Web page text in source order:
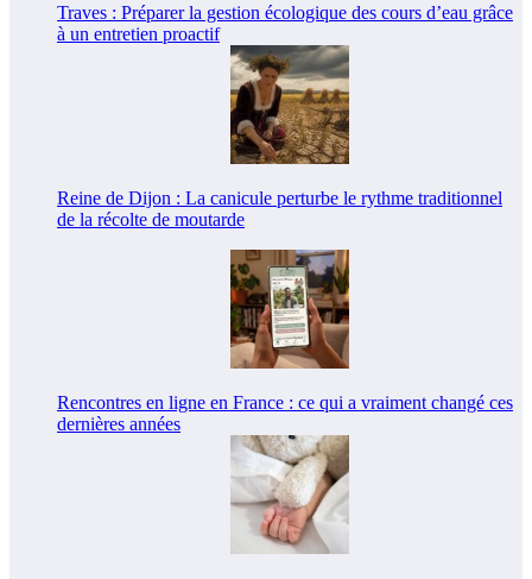
Traves : Préparer la gestion écologique des cours d’eau grâce
à un entretien proactif
Reine de Dijon : La canicule perturbe le rythme traditionnel
de la récolte de moutarde
Rencontres en ligne en France : ce qui a vraiment changé ces
dernières années